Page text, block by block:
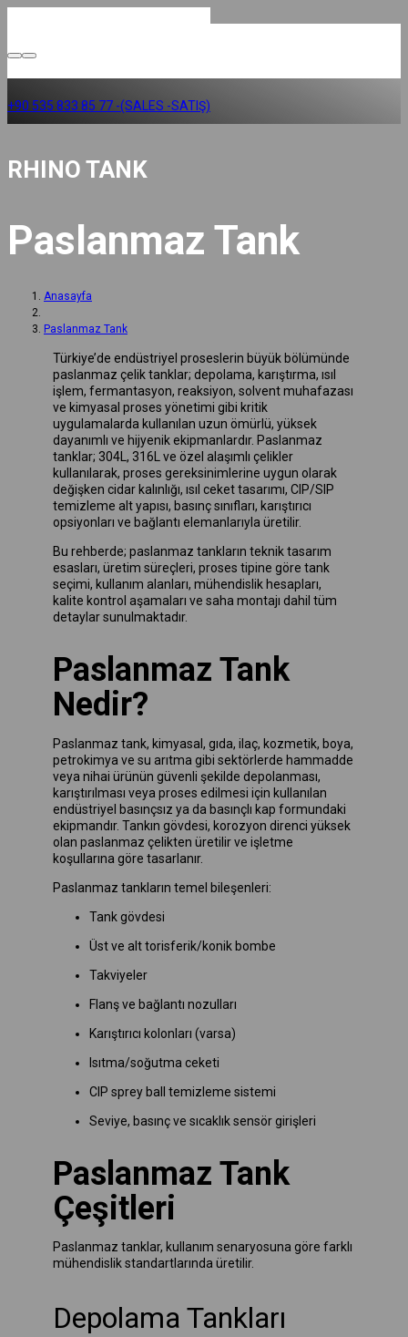
+90 535 833 85 77 -(SALES -SATIŞ)
RHINO TANK
Paslanmaz Tank
Anasayfa
Paslanmaz Tank
Türkiye’de endüstriyel proseslerin büyük bölümünde
paslanmaz çelik tanklar; depolama, karıştırma, ısıl
işlem, fermantasyon, reaksiyon, solvent muhafazası
ve kimyasal proses yönetimi gibi kritik
uygulamalarda kullanılan uzun ömürlü, yüksek
dayanımlı ve hijyenik ekipmanlardır. Paslanmaz
tanklar; 304L, 316L ve özel alaşımlı çelikler
kullanılarak, proses gereksinimlerine uygun olarak
değişken cidar kalınlığı, ısıl ceket tasarımı, CIP/SIP
temizleme alt yapısı, basınç sınıfları, karıştırıcı
opsiyonları ve bağlantı elemanlarıyla üretilir.
Bu rehberde; paslanmaz tankların teknik tasarım
esasları, üretim süreçleri, proses tipine göre tank
seçimi, kullanım alanları, mühendislik hesapları,
kalite kontrol aşamaları ve saha montajı dahil tüm
detaylar sunulmaktadır.
Paslanmaz Tank
Nedir?
Paslanmaz tank, kimyasal, gıda, ilaç, kozmetik, boya,
petrokimya ve su arıtma gibi sektörlerde hammadde
veya nihai ürünün güvenli şekilde depolanması,
karıştırılması veya proses edilmesi için kullanılan
endüstriyel basınçsız ya da basınçlı kap formundaki
ekipmandır. Tankın gövdesi, korozyon direnci yüksek
olan paslanmaz çelikten üretilir ve işletme
koşullarına göre tasarlanır.
Paslanmaz tankların temel bileşenleri:
Tank gövdesi
Üst ve alt torisferik/konik bombe
Takviyeler
Flanş ve bağlantı nozulları
Karıştırıcı kolonları (varsa)
Isıtma/soğutma ceketi
CIP sprey ball temizleme sistemi
Seviye, basınç ve sıcaklık sensör girişleri
Paslanmaz Tank
Çeşitleri
Paslanmaz tanklar, kullanım senaryosuna göre farklı
mühendislik standartlarında üretilir.
Depolama Tankları